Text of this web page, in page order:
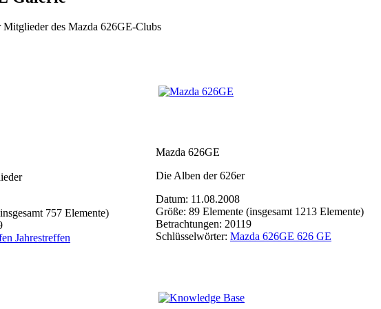
des Mazda 626GE-Clubs
757 Elemente)
Jahrestreffen
Mazda 626GE
Die Alben der 626er
Datum: 11.08.2008
Größe: 89 Elemente (insgesamt 1213 Elemente)
Betrachtungen: 20119
Schlüsselwörter: Mazda 626GE 626 GE